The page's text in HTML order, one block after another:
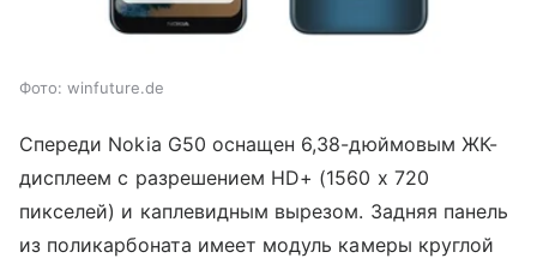
Фото: winfuture.de
Спереди Nokia G50 оснащен 6,38-дюймовым ЖК-
дисплеем с разрешением HD+ (1560 x 720
пикселей) и каплевидным вырезом. Задняя панель
из поликарбоната имеет модуль камеры круглой